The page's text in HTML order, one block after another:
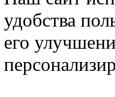
удобства
его